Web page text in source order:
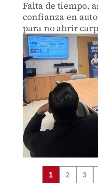
Falta de tiempo,
confianza en
para no abrir
1 2 3